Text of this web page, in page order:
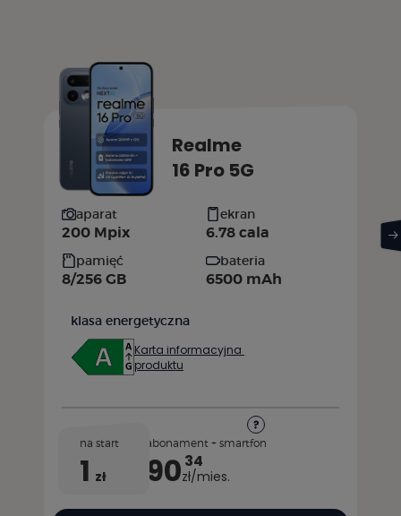
Realme
16 Pro 5G
aparat
200 Mpix
pamięć
8/256 GB
ekran
6.78 cala
bateria
6500 mAh
klasa energetyczna
Karta informacyjna
produktu
na start
1 zł
abonament + smartfon
90zł/mies.
34